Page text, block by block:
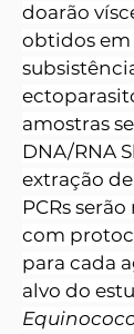
doarão
obtidos em
amostras
DNA/RNA
extração
PCRs
com
para cada
alvo do